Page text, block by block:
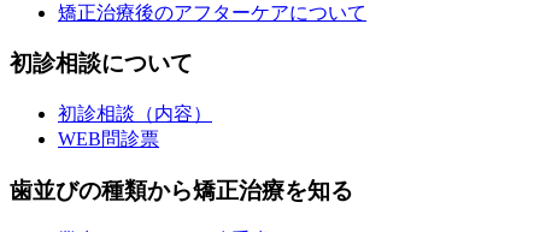
矯正治療後のアフターケアについて
初診相談について
初診相談（内容）
WEB問診票
歯並びの種類から矯正治療を知る